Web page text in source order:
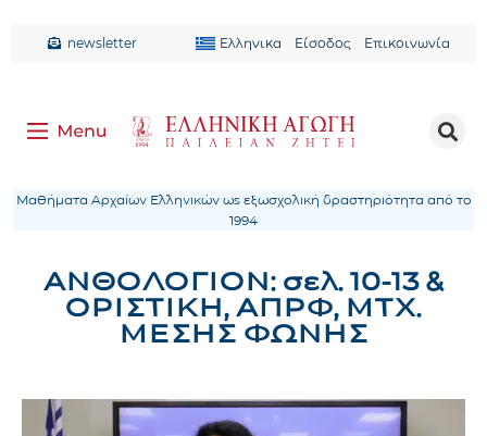
newsletter Ελληνικα Είσοδος Επικοινωνία
Μαθήματα Αρχαίων Ελληνικών ως εξωσχολική δραστηριότητα από το
1994
ΑΝΘΟΛΟΓΙΟΝ: σελ. 10-13 &
ΟΡΙΣΤΙΚΗ, ΑΠΡΦ, ΜΤΧ.
ΜΕΣΗΣ ΦΩΝΗΣ